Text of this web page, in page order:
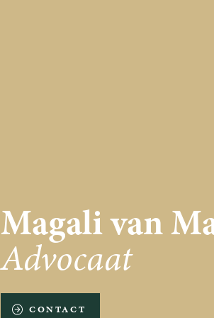
Magali van
Advocaat
CONTACT